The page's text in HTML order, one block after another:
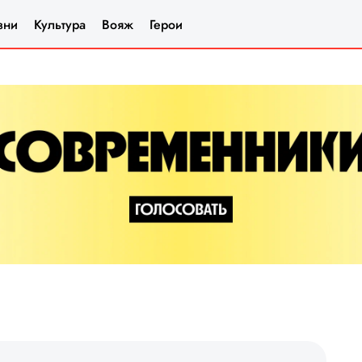
Культура Вояж Герои